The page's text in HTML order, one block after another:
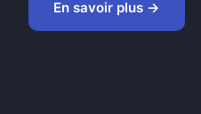
En savoir plus →